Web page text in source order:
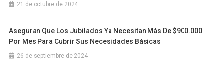
21 de octubre de 2024
Aseguran Que Los Jubilados Ya Necesitan Más De $900.000
Por Mes Para Cubrir Sus Necesidades Básicas
26 de septiembre de 2024